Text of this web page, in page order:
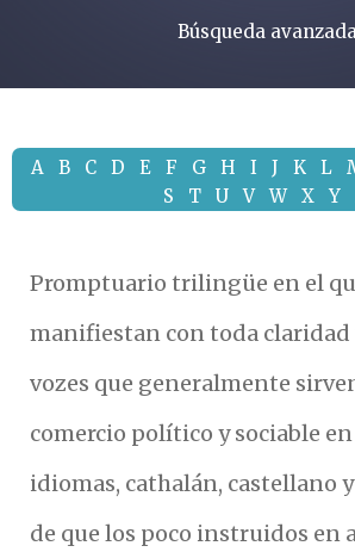
Búsqueda
A B C D E F G H I J K L
S
T U V W X Y
Promptuario trilingüe en el
manifiestan con toda claridad
vozes que generalmente
comercio político y sociable
idiomas, cathalán, castellano
de que los poco instruidos en